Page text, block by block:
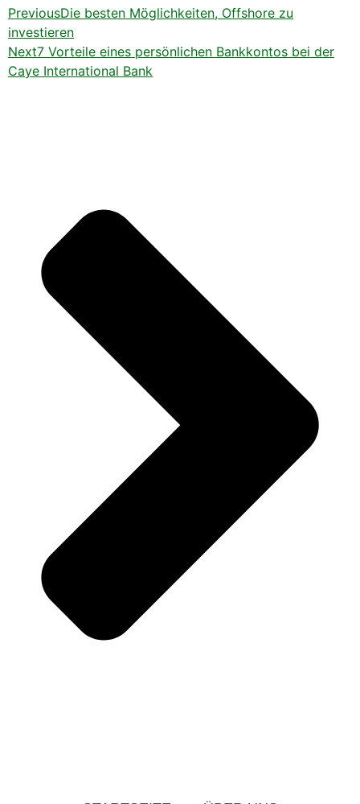
PreviousDie besten Möglichkeiten, Offshore zu
investieren
Next7 Vorteile eines persönlichen Bankkontos bei der
Caye International Bank